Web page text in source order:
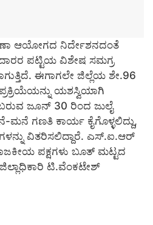
ಆಯೋಗದ ನಿರ್ದೇಶನದಂತೆ
ಪಟ್ಟಿಯ ವಿಶೇಷ ಸಮಗ್ರ
ಈಗಾಗಲೇ ಜಿಲ್ಲೆಯ ಶೇ.96
ಯಶಸ್ವಿಯಾಗಿ
ಜೂನ್ 30 ರಿಂದ ಜುಲೈ
ಗಣತಿ ಕಾರ್ಯ ಕೈಗೊಳ್ಳಲಿದ್ದು,
ವಿತರಿಸಲಿದ್ದಾರೆ. ಎಸ್.ಐ.ಆರ್
ಪಕ್ಷಗಳು ಬೂತ್ ಮಟ್ಟದ
ಟಿ.ವೆಂಕಟೇಶ್